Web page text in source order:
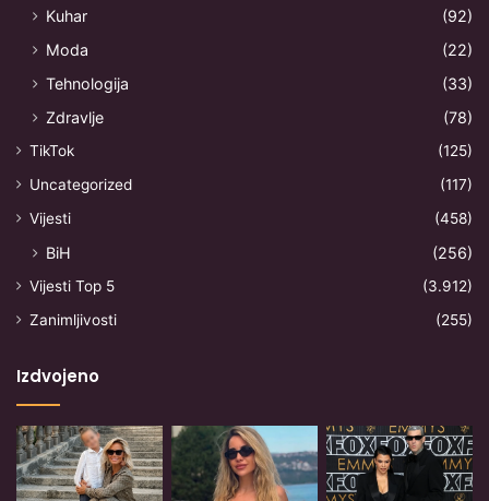
Kuhar
(92)
Moda
(22)
Tehnologija
(33)
Zdravlje
(78)
TikTok
(125)
Uncategorized
(117)
Vijesti
(458)
BiH (256)
Vijesti Top 5
(3.912)
Zanimljivosti
(255)
Izdvojeno